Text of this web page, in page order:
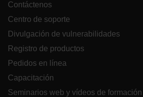
Contáctenos
Centro de soporte
Divulgación de vulnerabilidades
Registro de productos
Pedidos en línea
Capacitación
Seminarios web y vídeos de formación
funcionalidad principal del sitio web,
cuentas. El sitio web no se puede
correctamente sin las cookies
necesarias.
Nombre
cart_products_oids